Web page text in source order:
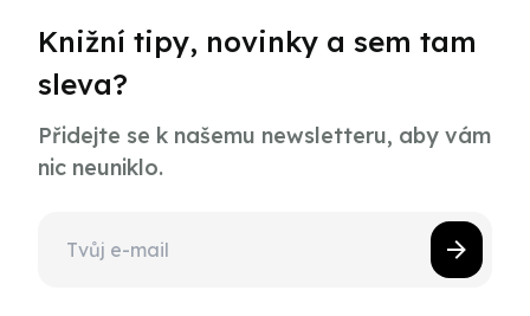
Knižní tipy, novinky a sem tam
sleva?
Přidejte se k našemu newsletteru, aby vám
nic neuniklo.